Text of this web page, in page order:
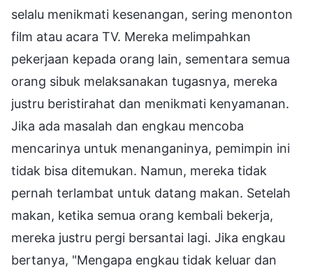
selalu menikmati kesenangan, sering menonton
film atau acara TV. Mereka melimpahkan
pekerjaan kepada orang lain, sementara semua
orang sibuk melaksanakan tugasnya, mereka
justru beristirahat dan menikmati kenyamanan.
Jika ada masalah dan engkau mencoba
mencarinya untuk menanganinya, pemimpin ini
tidak bisa ditemukan. Namun, mereka tidak
pernah terlambat untuk datang makan. Setelah
makan, ketika semua orang kembali bekerja,
mereka justru pergi bersantai lagi. Jika engkau
bertanya, "Mengapa engkau tidak keluar dan